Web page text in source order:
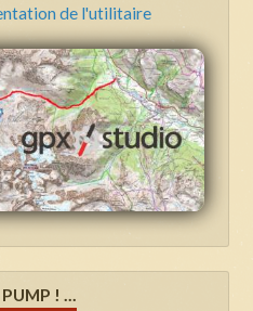
de l'utilitaire
! ...